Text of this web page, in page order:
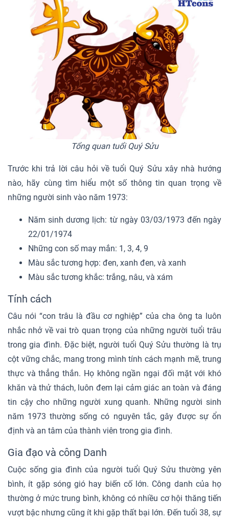
Tổng quan tuổi Quý Sửu
Trước khi trả lời câu hỏi về tuổi Quý Sửu xây nhà hướng
nào, hãy cùng tìm hiểu một số thông tin quan trọng về
những người sinh vào năm 1973:
Năm sinh dương lịch: từ ngày 03/03/1973 đến ngày
22/01/1974
Những con số may mắn: 1, 3, 4, 9
Màu sắc tương hợp: đen, xanh đen, và xanh
Màu sắc tương khắc: trắng, nâu, và xám
Tính cách
Câu nói “con trâu là đầu cơ nghiệp” của cha ông ta luôn
nhắc nhở về vai trò quan trọng của những người tuổi trâu
trong gia đình. Đặc biệt, người tuổi Quý Sửu thường là trụ
cột vững chắc, mang trong mình tính cách mạnh mẽ, trung
thực và thẳng thắn. Họ không ngần ngại đối mặt với khó
khăn và thử thách, luôn đem lại cảm giác an toàn và đáng
tin cậy cho những người xung quanh. Những người sinh
năm 1973 thường sống có nguyên tắc, gây được sự ổn
định và an tâm của thành viên trong gia đình.
Gia đạo và công Danh
Cuộc sống gia đình của người tuổi Quý Sửu thường yên
bình, ít gặp sóng gió hay biến cố lớn. Công danh của họ
thường ở mức trung bình, không có nhiều cơ hội thăng tiến
vượt bậc nhưng cũng ít khi gặp thất bại lớn. Đến tuổi 38, sự